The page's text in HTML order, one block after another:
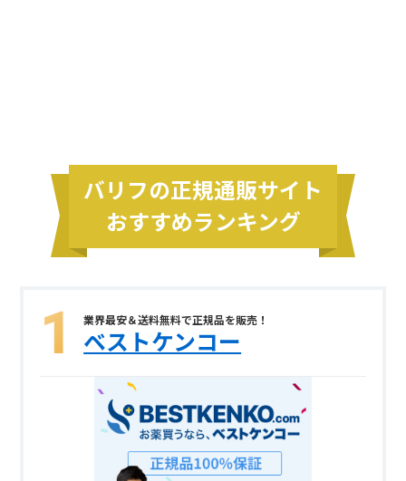
バリフの正規通販サイト
おすすめランキング
業界最安＆送料無料で正規品を販売！
ベストケンコー